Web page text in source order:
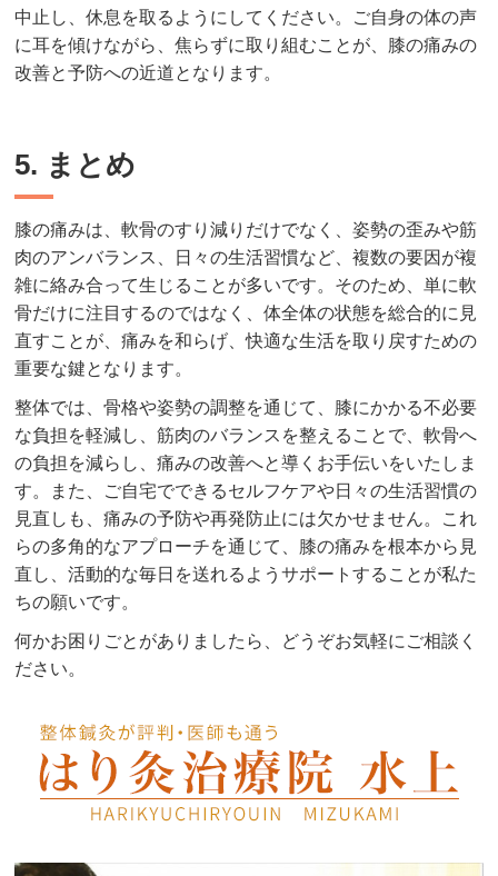
中止し、休息を取るようにしてください。ご自身の体の声
に耳を傾けながら、焦らずに取り組むことが、膝の痛みの
改善と予防への近道となります。
5. まとめ
膝の痛みは、軟骨のすり減りだけでなく、姿勢の歪みや筋
肉のアンバランス、日々の生活習慣など、複数の要因が複
雑に絡み合って生じることが多いです。そのため、単に軟
骨だけに注目するのではなく、体全体の状態を総合的に見
直すことが、痛みを和らげ、快適な生活を取り戻すための
重要な鍵となります。
整体では、骨格や姿勢の調整を通じて、膝にかかる不必要
な負担を軽減し、筋肉のバランスを整えることで、軟骨へ
の負担を減らし、痛みの改善へと導くお手伝いをいたしま
す。また、ご自宅でできるセルフケアや日々の生活習慣の
見直しも、痛みの予防や再発防止には欠かせません。これ
らの多角的なアプローチを通じて、膝の痛みを根本から見
直し、活動的な毎日を送れるようサポートすることが私た
ちの願いです。
何かお困りごとがありましたら、どうぞお気軽にご相談く
ださい。